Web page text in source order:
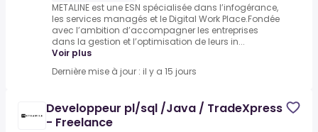
METALINE est une ESN spécialisée dans l’infogérance,
les services managés et le Digital Work Place.Fondée
avec l’ambition d’accompagner les entreprises
dans la gestion et l’optimisation de leurs in...
Voir plus
Dernière mise à jour : il y a 15 jours
Developpeur pl/sql /Java / TradeXpress
- Freelance